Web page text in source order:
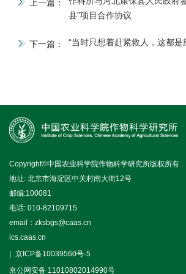
上一篇：
县”项目合作协议
下一篇： “当时只想着赶紧救人，这都是
Copyright©中国农业科学院作物科学研究所版权所有
地址: 北京市海淀区中关村南大街12号
邮编:100081
电话: 010-82109715
email：zksbgs@caas.cn
ics.caas.cn
京ICP备10039560号-5
京公网安备 11010802014990号